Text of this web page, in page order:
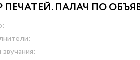
ПЕЧАТЕЙ. ПАЛАЧ ПО